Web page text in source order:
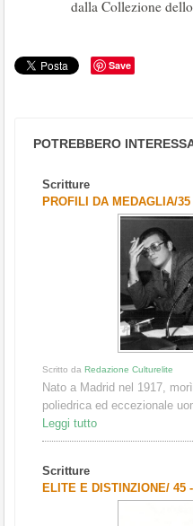
dalla Collezione
Save
POTREBBERO
Scritture
PROFILI DA MEDAGLIA/
Scritto da Redazione Culturelite
Nato a Madrid nel 1917,
poliedrica ed eccezionale
Leggi tutto
Scritture
ELITE E DISTINZIONE/ 45